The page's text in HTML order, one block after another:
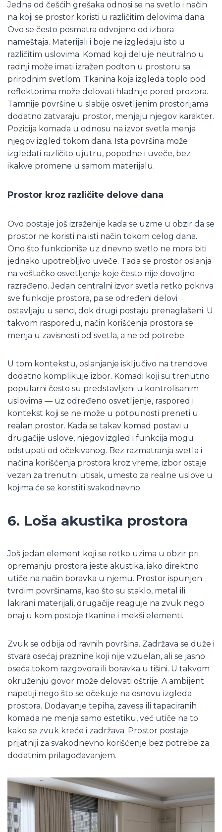
Jedna od češćih grešaka odnosi se na svetlo i način
na koji se prostor koristi u različitim delovima dana.
Ovo se često posmatra odvojeno od izbora
nameštaja. Materijali i boje ne izgledaju isto u
različitim uslovima. Komad koji deluje neutralno u
radnji može imati izražen podton u prostoru sa
prirodnim svetlom. Tkanina koja izgleda toplo pod
reflektorima može delovati hladnije pored prozora.
Tamnije površine u slabije osvetljenim prostorijama
dodatno zatvaraju prostor, menjaju njegov karakter.
Pozicija komada u odnosu na izvor svetla menja
njegov izgled tokom dana. Ista površina može
izgledati različito ujutru, popodne i uveče, bez
ikakve promene u samom materijalu.
Prostor kroz različite delove dana
Ovo postaje još izraženije kada se uzme u obzir da se
prostor ne koristi na isti način tokom celog dana.
Ono što funkcioniše uz dnevno svetlo ne mora biti
jednako upotrebljivo uveče. Tada se prostor oslanja
na veštačko osvetljenje koje često nije dovoljno
razrađeno. Jedan centralni izvor svetla retko pokriva
sve funkcije prostora, pa se određeni delovi
ostavljaju u senci, dok drugi postaju prenaglašeni. U
takvom rasporedu, način korišćenja prostora se
menja u zavisnosti od svetla, a ne od potrebe.
U tom kontekstu, oslanjanje isključivo na trendove
dodatno komplikuje izbor. Komadi koji su trenutno
popularni često su predstavljeni u kontrolisanim
uslovima — uz određeno osvetljenje, raspored i
kontekst koji se ne može u potpunosti preneti u
realan prostor. Kada se takav komad postavi u
drugačije uslove, njegov izgled i funkcija mogu
odstupati od očekivanog. Bez razmatranja svetla i
načina korišćenja prostora kroz vreme, izbor ostaje
vezan za trenutni utisak, umesto za realne uslove u
kojima će se koristiti svakodnevno.
6. Loša akustika prostora
Još jedan element koji se retko uzima u obzir pri
opremanju prostora jeste akustika, iako direktno
utiče na način boravka u njemu. Prostor ispunjen
tvrdim površinama, kao što su staklo, metal ili
lakirani materijali, drugačije reaguje na zvuk nego
onaj u kom postoje tkanine i mekši elementi.
Zvuk se odbija od ravnih površina. Zadržava se duže i
stvara osećaj praznine koji nije vizuelan, ali se jasno
oseća tokom razgovora ili boravka u tišini. U takvom
okruženju govor može delovati oštrije. A ambijent
napetiji nego što se očekuje na osnovu izgleda
prostora. Dodavanje tepiha, zavesa ili tapaciranih
komada ne menja samo estetiku, već utiče na to
kako se zvuk kreće i zadržava. Prostor postaje
prijatniji za svakodnevno korišćenje bez potrebe za
dodatnim prilagođavanjem.